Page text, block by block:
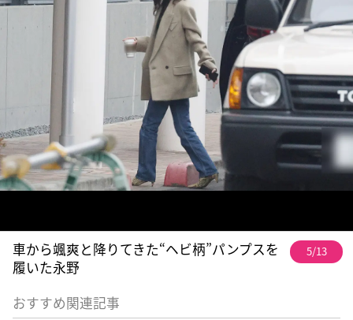
車から颯爽と降りてきた“ヘビ柄”パンプスを
履いた永野
5/13
おすすめ関連記事